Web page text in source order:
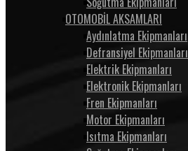
OTOMOBİL AKSAMLARI
Aydınlatma Ekipmanları
Defransiyel Ekipmanları
Elektrik Ekipmanları
Elektronik Ekipmanları
Fren Ekipmanları
Motor Ekipmanları
Isıtma Ekipmanları